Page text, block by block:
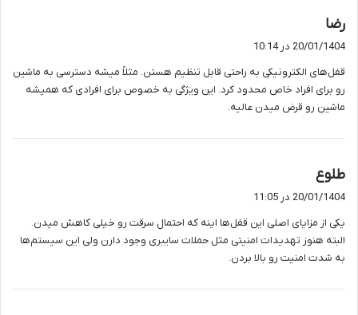
رضا
ف
:
20/01/1404 در 10:14
قفل‌های الکترونیکی به راحتی قابل تنظیم هستن. مثلاً میشه دسترسی به ماشین
رو برای افراد خاص محدود کرد. این ویژگی به خصوص برای افرادی که همیشه
ماشین رو قرض میدن عالیه.
طلوع
ف
:
20/01/1404 در 11:05
یکی از مزایای اصلی این قفل‌ها اینه که احتمال سرقت رو خیلی کاهش میدن.
البته هنوز تهدیدات امنیتی مثل حملات سایبری وجود دارن ولی این سیستم‌ها
به شدت امنیت رو بالا بردن.